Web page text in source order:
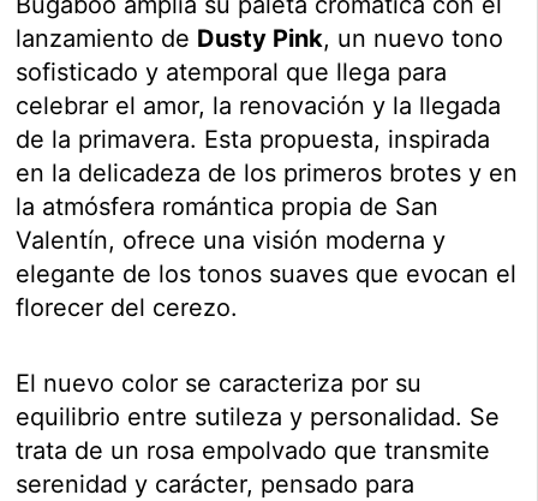
lanzamiento de Dusty Pink, un nuevo tono
sofisticado y atemporal que llega para
celebrar el amor, la renovación y la llegada
de la primavera. Esta propuesta, inspirada
en la delicadeza de los primeros brotes y en
la atmósfera romántica propia de San
Valentín, ofrece una visión moderna y
elegante de los tonos suaves que evocan el
florecer del cerezo.
El nuevo color se caracteriza por su
equilibrio entre sutileza y personalidad. Se
trata de un rosa empolvado que transmite
serenidad y carácter, pensado para